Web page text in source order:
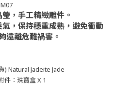
M07
，手工精緻雕件。
，保持穩重成熟，避免衝動
遠離危難禍害。
) Natural Jadeite Jade
件：珠寶盒 X 1